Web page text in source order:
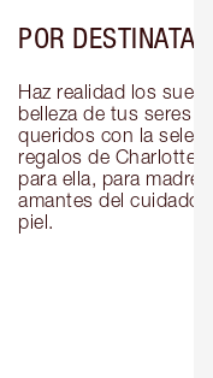
POR
Haz realidad los
belleza de tus seres
queridos con la
regalos de Charlotte
para ella, para
amantes del cuidado
piel.